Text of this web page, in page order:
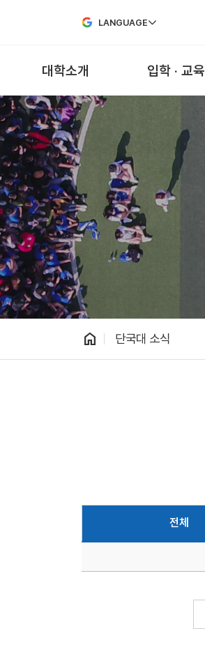
LANGUAGE
대학소개 입학 · 교육
home 단국대 소식
전체